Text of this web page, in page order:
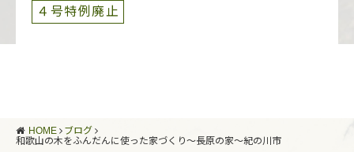
４号特例廃止
HOME
ブログ
和歌山の木をふんだんに使った家づくり～長原の家～紀の川市